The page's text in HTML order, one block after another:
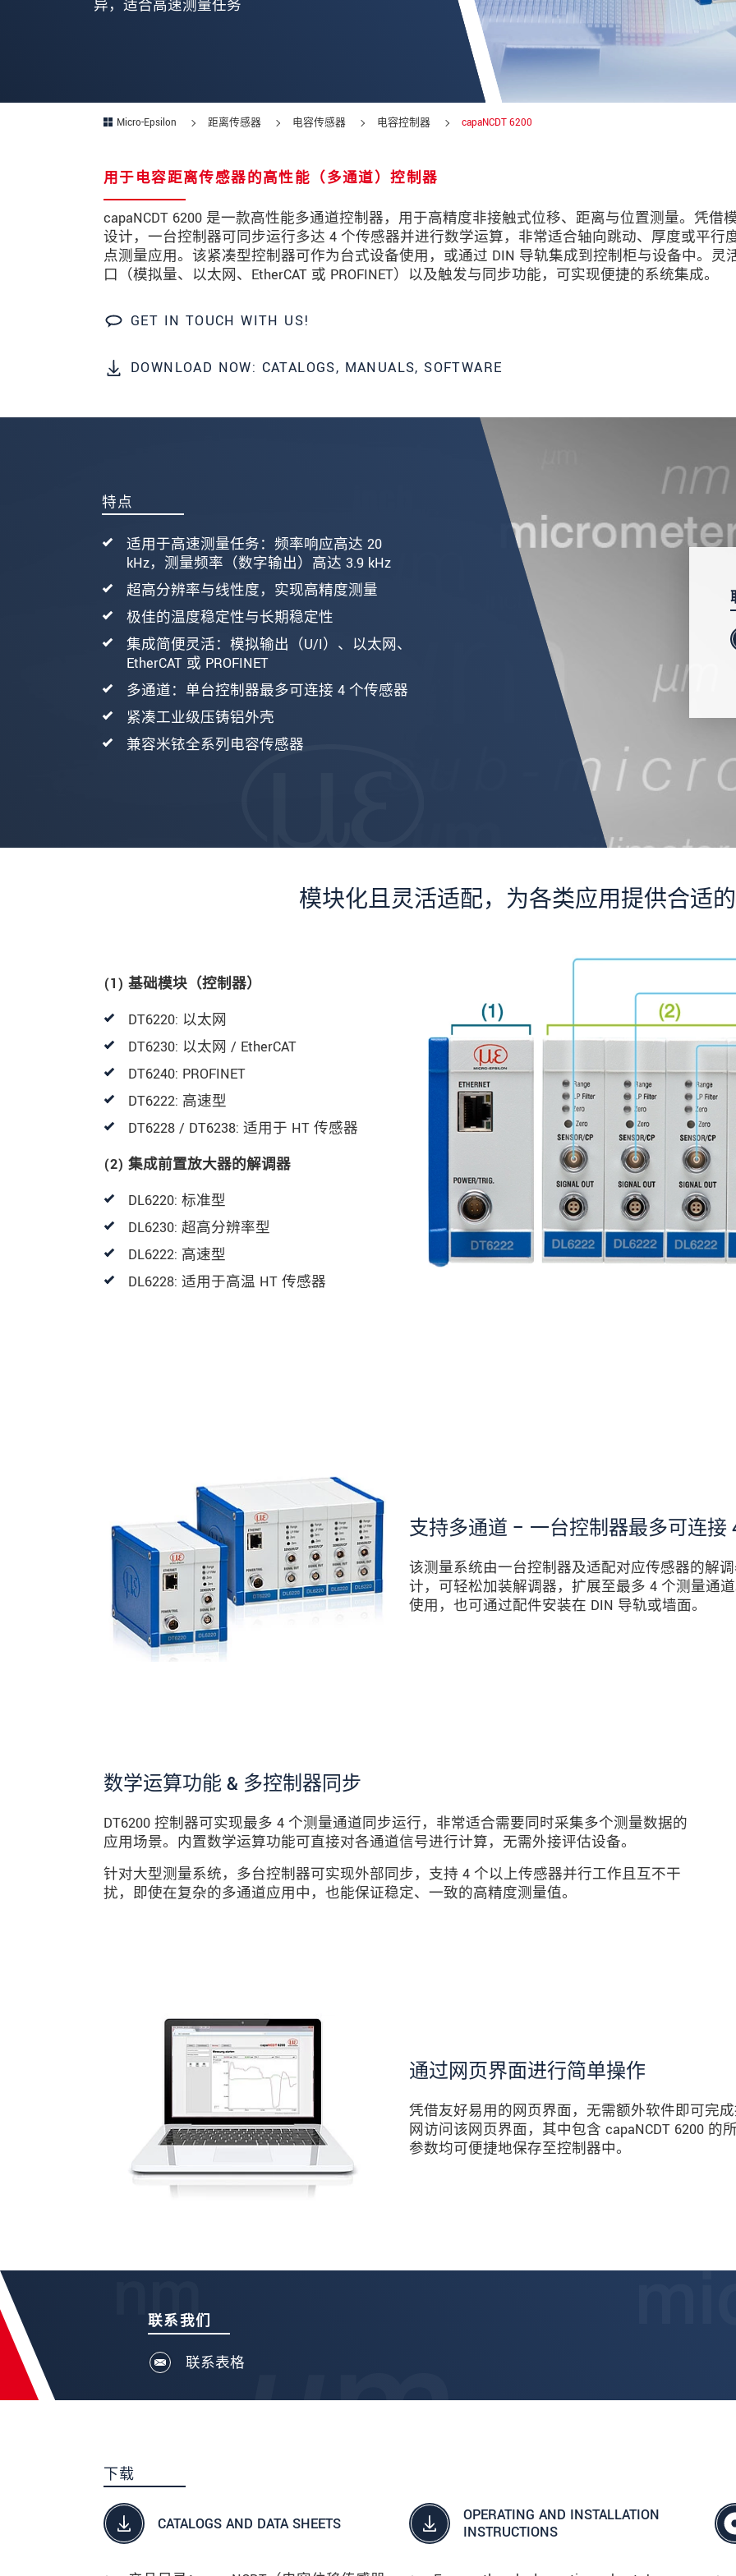
异，适合高速测量任务
Micro-Epsilon 距离传感器 电容传感器 电容控制器 capaNCDT 6200
用于电容距离传感器的高性能（多通道）控制器
capaNCDT 6200 是一款高性能多通道控制器，用于高精度非接触式位移、距离与位置测量。凭借
设计，一台控制器可同步运行多达 4 个传感器并进行数学运算，非常适合轴向跳动、厚度或平行
点测量应用。该紧凑型控制器可作为台式设备使用，或通过 DIN 导轨集成到控制柜与设备中。灵
口（模拟量、以太网、EtherCAT 或 PROFINET）以及触发与同步功能，可实现便捷的系统集成。
GET IN TOUCH WITH US!
DOWNLOAD NOW: CATALOGS, MANUALS, SOFTWARE
特点
适用于高速测量任务：频率响应高达 20
kHz，测量频率（数字输出）高达 3.9 kHz
超高分辨率与线性度，实现高精度测量
极佳的温度稳定性与长期稳定性
集成简便灵活：模拟输出（U/I）、以太网、
EtherCAT 或 PROFINET
多通道：单台控制器最多可连接 4 个传感器
紧凑工业级压铸铝外壳
兼容米铱全系列电容传感器
国家*
电子邮件*
留言*
模块化且灵活适配，为各类应用提供合适
(1) 基础模块（控制器）
DT6220: 以太网
DT6230: 以太网 / EtherCAT
DT6240: PROFINET
DT6222: 高速型
DT6228 / DT6238: 适用于 HT 传感器
(2) 集成前置放大器的解调器
DL6220: 标准型
DL6230: 超高分辨率型
DL6222: 高速型
DL6228: 适用于高温 HT 传感器
支持多通道 – 一台控制器最多可连接
该测量系统由一台控制器及适配对应传感器的解
计，可轻松加装解调器，扩展至最多 4 个测量通
使用，也可通过配件安装在 DIN 导轨或墙面。
数学运算功能 & 多控制器同步
DT6200 控制器可实现最多 4 个测量通道同步运行，非常适合需要同时采集多个测量数据的
应用场景。内置数学运算功能可直接对各通道信号进行计算，无需外接评估设备。
针对大型测量系统，多台控制器可实现外部同步，支持 4 个以上传感器并行工作且互不干
扰，即使在复杂的多通道应用中，也能保证稳定、一致的高精度测量值。
通过网页界面进行简单操作
凭借友好易用的网页界面，无需额外软件即可完
网访问该网页界面，其中包含 capaNCDT 6200
参数均可便捷地保存至控制器中。
联系我们
联系表格
下载
CATALOGS AND DATA SHEETS
OPERATING AND INSTALLATION
INSTRUCTIONS